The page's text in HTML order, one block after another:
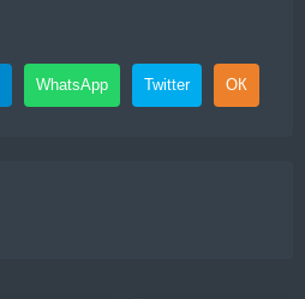
WhatsApp Twitter ОК